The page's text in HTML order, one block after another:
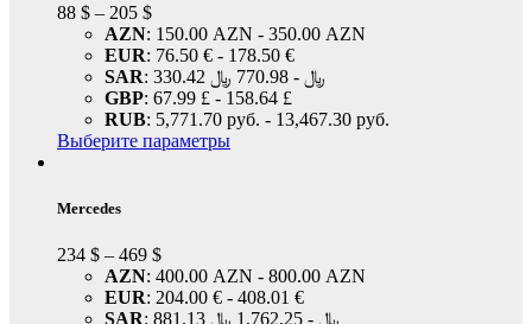
88 $ – 205 $
AZN: 150.00 AZN - 350.00 AZN
EUR: 76.50 € - 178.50 €
SAR: 330.42 ﷼ - 770.98 ﷼
GBP: 67.99 £ - 158.64 £
RUB: 5,771.70 руб. - 13,467.30 руб.
Выберите параметры
Mercedes
234 $ – 469 $
AZN: 400.00 AZN - 800.00 AZN
EUR: 204.00 € - 408.01 €
SAR: 881.13 ﷼ - 1,762.25 ﷼